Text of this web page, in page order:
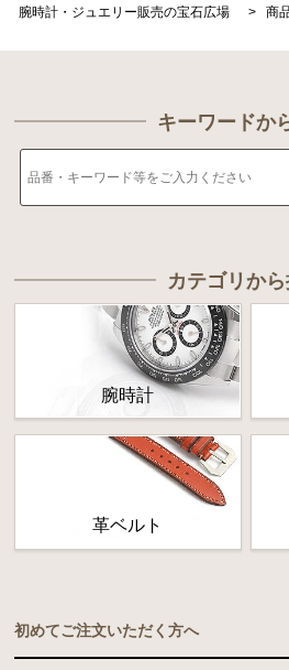
腕時計・ジュエリー販売の宝石広場 > 商
キーワードか
カテゴリか
腕時計
革ベルト
初めてご注文いただく方へ